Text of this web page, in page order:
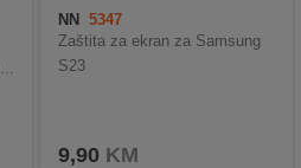
NN
5347
Zaštita za ekran za Samsung
S23
9,90 KM